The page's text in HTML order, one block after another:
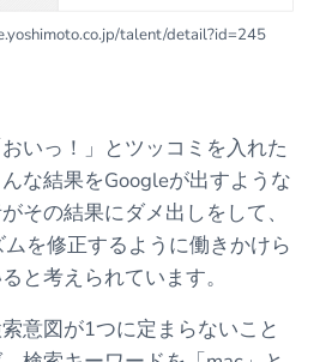
talent/detail?id=245
いっ！」とツッコミを入れた
な結果をGoogleが出すような
その結果にダメ出しをして、
を修正するように働きかけら
と考えられています。
意図が1つに定まらないこと